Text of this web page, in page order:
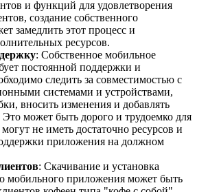
и функций для удовлетворения
создание собственного
замедлить этот процесс и
ресурсов.
: Собственное мобильное
постоянной поддержки и
следить за совместимостью с
системами и устройствами,
вносить изменения и добавлять
может быть дорого и трудоемко для
не иметь достаточно ресурсов и
приложения на должном
: Скачивание и установка
мобильного приложения может быть